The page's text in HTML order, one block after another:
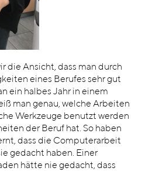
die Ansicht, dass man durch
eines Berufes sehr gut
ein halbes Jahr in einem
man genau, welche Arbeiten
Werkzeuge benutzt werden
der Beruf hat. So haben
dass die Computerarbeit
gedacht haben. Einer
hätte nie gedacht, dass